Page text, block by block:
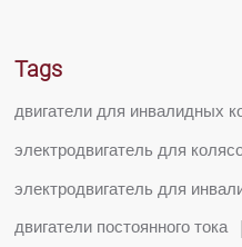
Tags
двигатели для инвалидных
электродвигатель для
электродвигатель для
двигатели постоянного тока